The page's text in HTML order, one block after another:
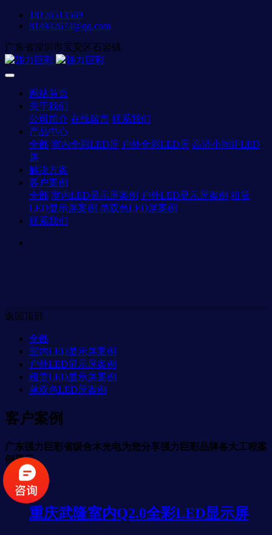
18126513569
814842674@qq.com
广东省深圳市宝安区石岩镇
网站首页
关于我们
公司简介 在线留言 联系我们
产品中心
全部 室内全彩LED屏 户外全彩LED屏 高清小间距LED
屏
解决方案
客户案例
全部 室内LED显示屏案例 户外LED显示屏案例 租赁
LED显示屏案例 单双色LED屏案例
联系我们
返回顶部
全部
室内LED显示屏案例
户外LED显示屏案例
租赁LED显示屏案例
单双色LED屏案例
客户案例
广东强力巨彩省级合木光电为您分享强力巨彩品牌各大工程案
例展示。
重庆武隆室内Q2.0全彩LED显示屏